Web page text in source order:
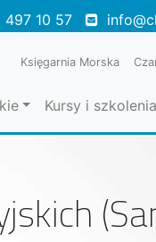
497 10 57
Księgarnia Morska
Kursy i szkolenia